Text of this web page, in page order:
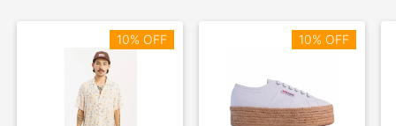
10% OFF 10% OFF